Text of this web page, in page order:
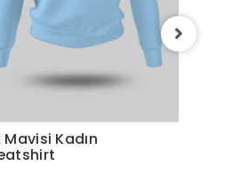
Mavisi Kadın